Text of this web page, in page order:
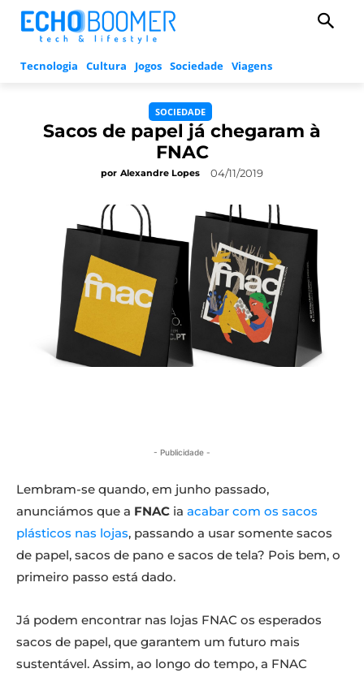
Tecnologia Cultura Jogos Sociedade Viagens
SOCIEDADE
Sacos de papel já chegaram à
FNAC
por Alexandre Lopes 04/11/2019
- Publicidade -
Lembram-se quando, em junho passado,
anunciámos que a FNAC ia acabar com os sacos
plásticos nas lojas, passando a usar somente sacos
de papel, sacos de pano e sacos de tela? Pois bem, o
primeiro passo está dado.
Já podem encontrar nas lojas FNAC os esperados
sacos de papel, que garantem um futuro mais
sustentável. Assim, ao longo do tempo, a FNAC